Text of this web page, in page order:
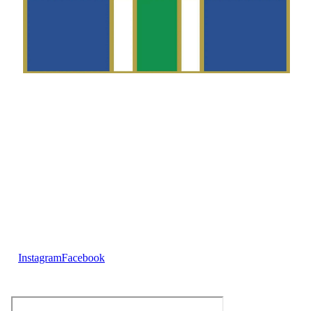
InstagramFacebook